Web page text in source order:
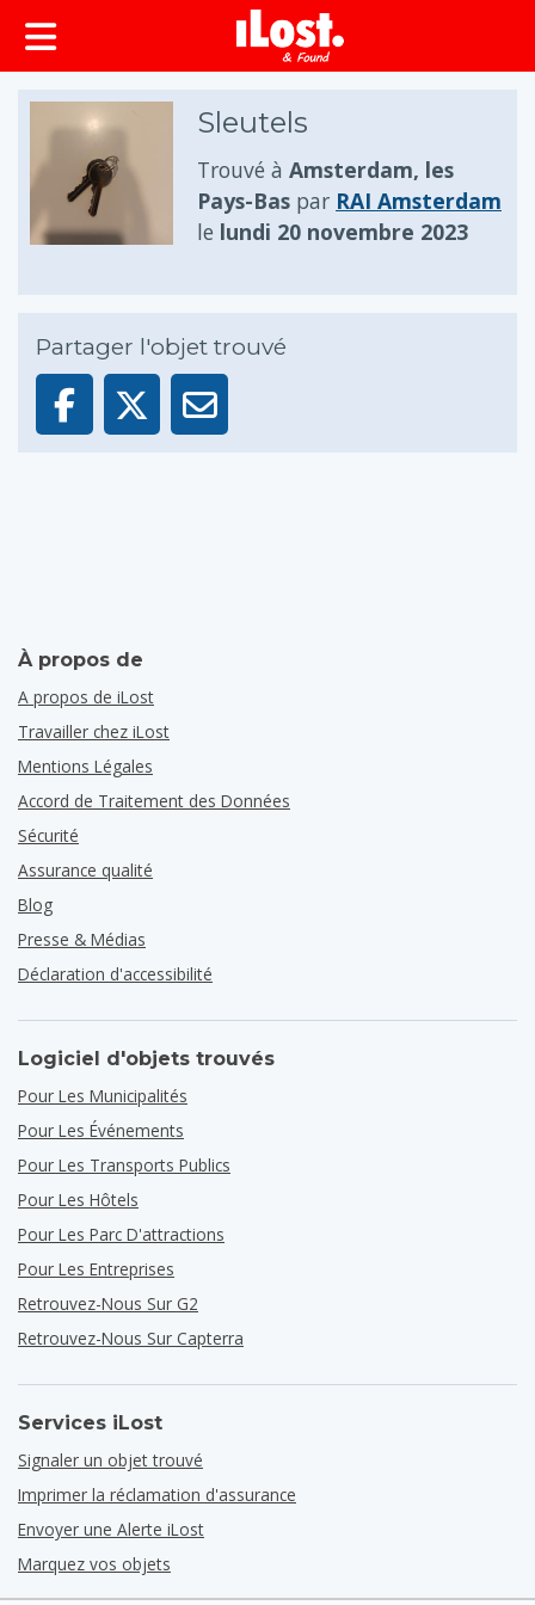
principal
Sleutels
Trouvé à Amsterdam, les
Pays-Bas par RAI Amsterdam
le lundi 20 novembre 2023
Partager l'objet trouvé
À propos de
A propos de iLost
Travailler chez iLost
Mentions Légales
Accord de Traitement des Données
Sécurité
Assurance qualité
Blog
Presse & Médias
Déclaration d'accessibilité
Logiciel d'objets trouvés
Pour Les Municipalités
Pour Les Événements
Pour Les Transports Publics
Pour Les Hôtels
Pour Les Parc D'attractions
Pour Les Entreprises
Retrouvez-Nous Sur G2
Retrouvez-Nous Sur Capterra
Services iLost
Signaler un objet trouvé
Imprimer la réclamation d'assurance
Envoyer une Alerte iLost
Marquez vos objets